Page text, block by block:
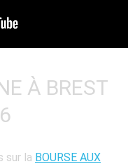
À BREST
sur la BOURSE AUX